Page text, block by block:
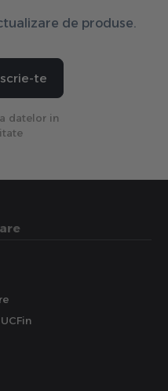
de produse.
te
datelor in